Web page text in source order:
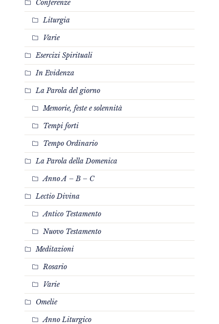
Conferenze
Liturgia
Varie
Esercizi Spirituali
In Evidenza
La Parola del giorno
Memorie, feste e solennità
Tempi forti
Tempo Ordinario
La Parola della Domenica
Anno A – B – C
Lectio Divina
Antico Testamento
Nuovo Testamento
Meditazioni
Rosario
Varie
Omelie
Anno Liturgico